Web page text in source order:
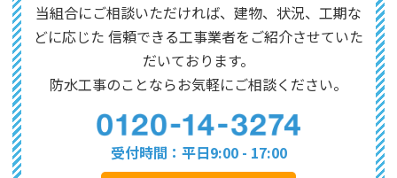
当組合にご相談いただければ、建物、状況、工期な
どに応じた 信頼できる工事業者をご紹介させていた
だいております。
防水工事のことならお気軽にご相談ください。
受付時間：平日9:00 - 17:00